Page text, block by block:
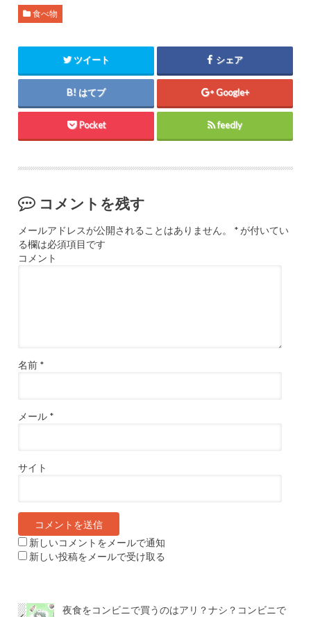
食べ物
ツイート シェア
はてブ Google+
Pocket feedly
コメントを残す
メールアドレスが公開されることはありません。 *が付いてい
る欄は必須項目です
コメント
名前 *
メール *
サイト
新しいコメントをメールで通知
新しい投稿をメールで受け取る
夜食をコンビニで買うのはアリ？ナシ？コンビニで